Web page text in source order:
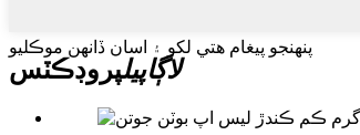
پنهنجو پيغام هتي لکو ۽ اسان ڏانهن موڪليو
لاڳاپيلپروڊڪٽس